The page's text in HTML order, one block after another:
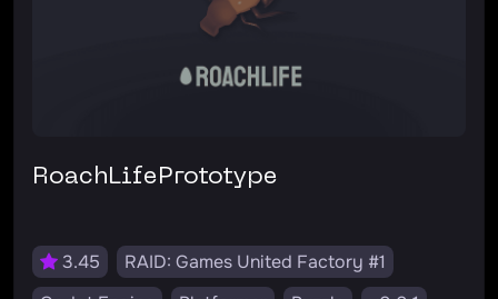
RoachLifePrototype
3.45
RAID: Games United Factory #1